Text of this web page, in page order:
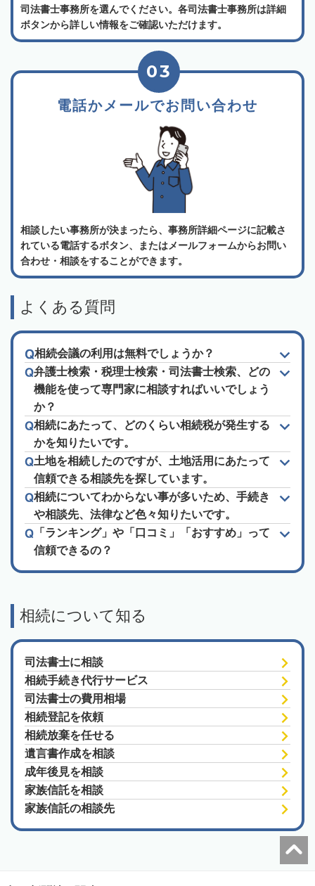
司法書士事務所を選んでください。各司法書士事務所は詳細
ボタンから詳しい情報をご確認いただけます。
電話かメールでお問い合わせ
03
相談したい事務所が決まったら、事務所詳細ページに記載さ
れている電話するボタン、またはメールフォームからお問い
合わせ・相談をすることができます。
よくある質問
相続会議の利用は無料でしょうか？
弁護士検索・税理士検索・司法書士検索、どの
機能を使って専門家に相談すればいいでしょう
か？
相続にあたって、どのくらい相続税が発生する
かを知りたいです。
土地を相続したのですが、土地活用にあたって
信頼できる相談先を探しています。
相続についてわからない事が多いため、手続き
や相談先、法律など色々知りたいです。
「ランキング」や「口コミ」「おすすめ」って
信頼できるの？
相続について知る
司法書士に相談
相続手続き代行サービス
司法書士の費用相場
相続登記を依頼
相続放棄を任せる
遺言書作成を相談
成年後見を相談
家族信託を相談
家族信託の相談先